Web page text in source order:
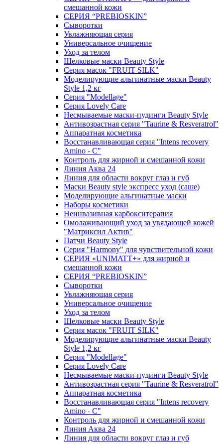
смешанной кожи
СЕРИЯ “PREBIOSKIN”
Сыворотки
Увлажняющая серия
Универсальное очищение
Уход за телом
Шелковые маски Beauty Style
Серия масок "FRUIT SILK"
Моделирующие альгинатные маски Beauty
Style 1,2 кг
Серия "Modellage"
Cерия Lovely Care
Несмываемые маски-пудинги Beauty Style
Антивозрастная серия "Taurine & Resveratrol"
Аппаратная косметика
Восстанавливающая серия "Intens recovery
Amino - C"
Контроль для жирной и смешанной кожи
Линия Аква 24
Линия для области вокруг глаз и губ
Маски Beauty style экспресс уход (саше)
Моделирующие альгинатные маски
Наборы косметики
Неинвазивная карбокситерапия
Омолаживающий уход за увядающей кожей
"Матриксил Актив"
Патчи Beauty Style
Серия "Harmony" для чувствительной кожи
СЕРИЯ «UNIMATT+» для жирной и
смешанной кожи
СЕРИЯ “PREBIOSKIN”
Сыворотки
Увлажняющая серия
Универсальное очищение
Уход за телом
Шелковые маски Beauty Style
Серия масок "FRUIT SILK"
Моделирующие альгинатные маски Beauty
Style 1,2 кг
Серия "Modellage"
Cерия Lovely Care
Несмываемые маски-пудинги Beauty Style
Антивозрастная серия "Taurine & Resveratrol"
Аппаратная косметика
Восстанавливающая серия "Intens recovery
Amino - C"
Контроль для жирной и смешанной кожи
Линия Аква 24
Линия для области вокруг глаз и губ